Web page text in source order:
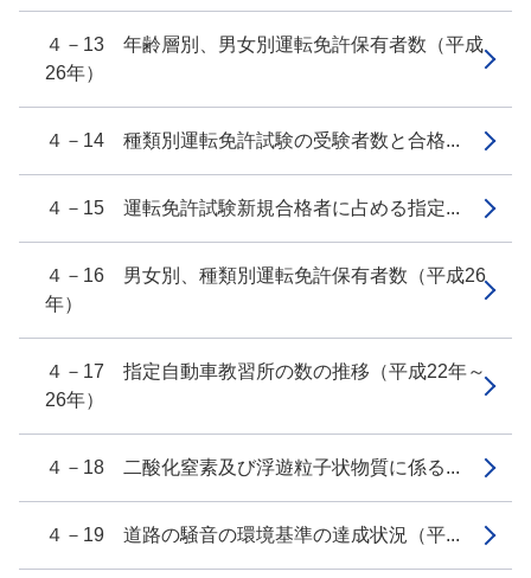
４－13 年齢層別、男女別運転免許保有者数（平成
26年）
４－14 種類別運転免許試験の受験者数と合格...
４－15 運転免許試験新規合格者に占める指定...
４－16 男女別、種類別運転免許保有者数（平成26
年）
４－17 指定自動車教習所の数の推移（平成22年～
26年）
４－18 二酸化窒素及び浮遊粒子状物質に係る...
４－19 道路の騒音の環境基準の達成状況（平...